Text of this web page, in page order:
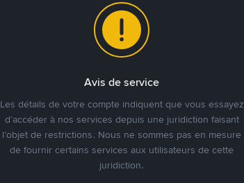
Avis de service
Les détails de votre compte indiquent que vous essayez
d’accéder à nos services depuis une juridiction faisant
l’objet de restrictions. Nous ne sommes pas en mesure
de fournir certains services aux utilisateurs de cette
juridiction.